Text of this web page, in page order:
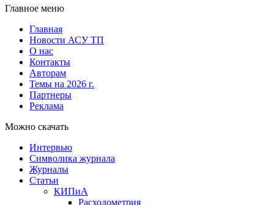
Главное меню
Главная
Новости АСУ ТП
О нас
Контакты
Авторам
Темы на 2026 г.
Партнеры
Реклама
Можно скачать
Интервью
Символика журнала
Журналы
Статьи
КИПиА
Расходометрия